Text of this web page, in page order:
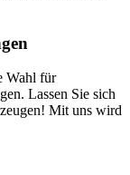
Wahl für
Lassen Sie sich
Mit uns wird